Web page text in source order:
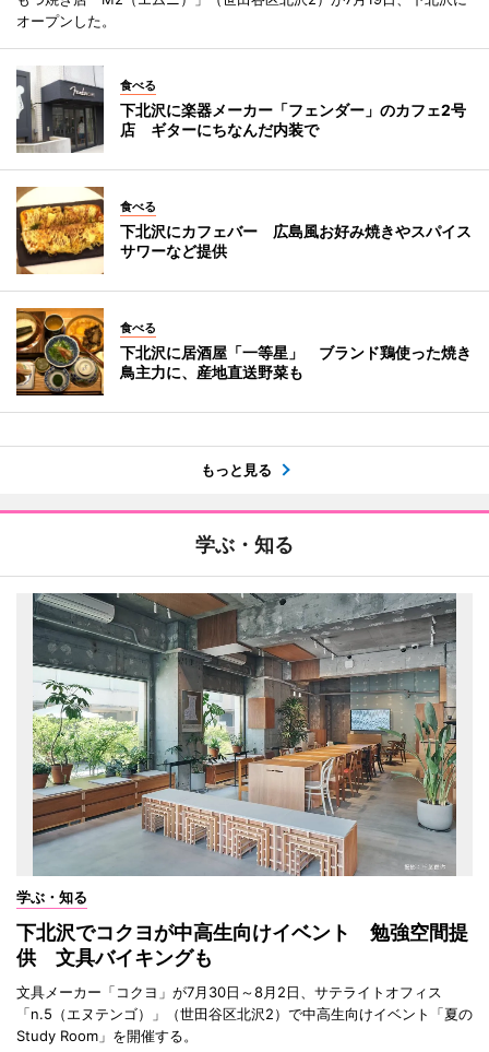
オープンした。
食べる
下北沢に楽器メーカー「フェンダー」のカフェ2号
店 ギターにちなんだ内装で
食べる
下北沢にカフェバー 広島風お好み焼きやスパイス
サワーなど提供
食べる
下北沢に居酒屋「一等星」 ブランド鶏使った焼き
鳥主力に、産地直送野菜も
もっと見る
学ぶ・知る
学ぶ・知る
下北沢でコクヨが中高生向けイベント 勉強空間提
供 文具バイキングも
文具メーカー「コクヨ」が7月30日～8月2日、サテライトオフィス
「n.5（エヌテンゴ）」（世田谷区北沢2）で中高生向けイベント「夏の
Study Room」を開催する。